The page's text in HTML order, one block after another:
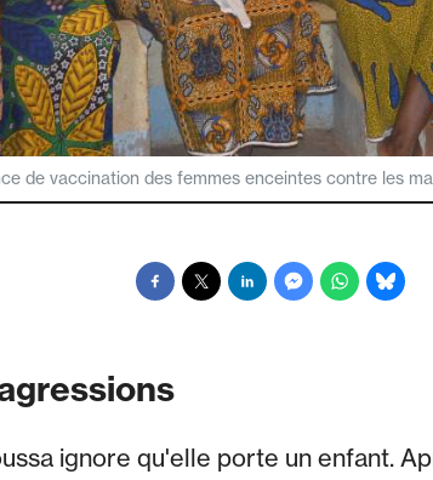
de vaccination des femmes enceintes contre les
ignore qu'elle porte un enfant.